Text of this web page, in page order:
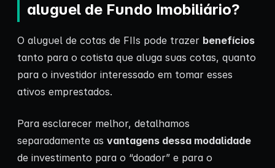
aluguel de Fundo Imobiliário?
O aluguel de cotas de FIIs pode trazer benefícios
tanto para o cotista que aluga suas cotas, quanto
para o investidor interessado em tomar esses
ativos emprestados.
Para esclarecer melhor, detalhamos
separadamente as vantagens dessa modalidade
de investimento para o “doador” e para o